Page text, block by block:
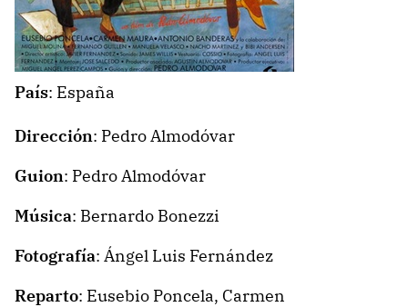
País: España
Dirección: Pedro Almodóvar
Guion: Pedro Almodóvar
Música: Bernardo Bonezzi
Fotografía: Ángel Luis Fernández
Reparto: Eusebio Poncela, Carmen